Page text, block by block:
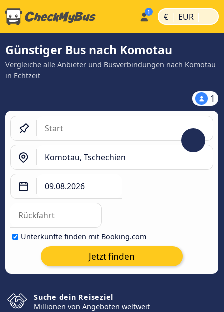
€ | EUR |
Günstiger Bus nach Komotau
Vergleiche alle Anbieter und Busverbindungen nach Komotau
in Echtzeit
1
Unterkünfte finden mit Booking.com
Jetzt finden
Suche dein Reiseziel
Millionen von Angeboten weltweit